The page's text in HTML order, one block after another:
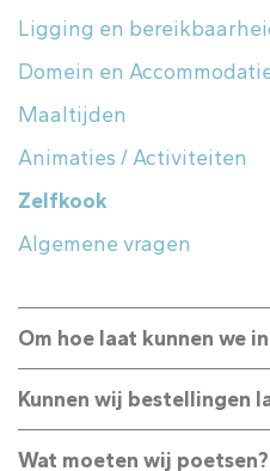
Ligging en
Domein en
Maaltijden
Animaties / Activiteiten
Zelfkook
Algemene vragen
Om hoe laat kunnen we
Kunnen wij bestellingen
Wat moeten wij poetsen?